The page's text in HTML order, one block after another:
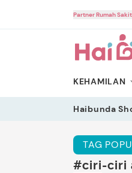
Partner Rumah Sakit
KEHAMILAN
Haibunda
TAG
#ciri-ciri